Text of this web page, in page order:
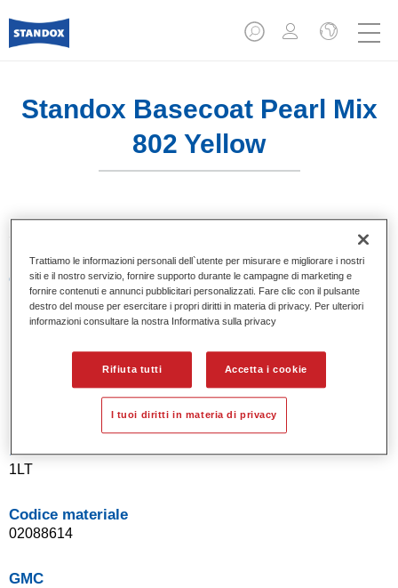
Standox Basecoat Pearl Mix
802 Yellow
Caratteristiche del prodotto
Eccezionale punto tinta.
Colori pastello, metallizzati e perlati.
Buona opacità.
Sistema di basi opache a solvente Standox.
Facile da sfumare.
Product Variant
1LT
Codice materiale
02088614
GMC
Trattiamo le informazioni personali dell`utente per misurare e migliorare i nostri
siti e il nostro servizio, fornire supporto durante le campagne di marketing e
fornire contenuti e annunci pubblicitari personalizzati. Fare clic con il pulsante
destro del mouse per esercitare i propri diritti in materia di privacy. Per ulteriori
informazioni consultare la nostra Informativa sulla privacy
Rifiuta tutti Accetta i cookie
I tuoi diritti in materia di privacy